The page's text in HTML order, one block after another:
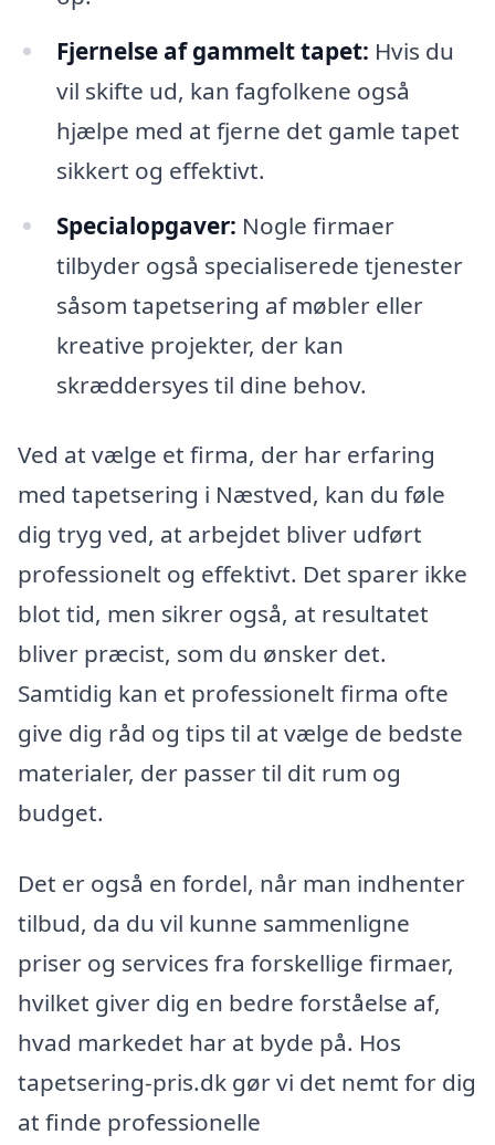
Fjernelse af gammelt tapet: Hvis du
vil skifte ud, kan fagfolkene også
hjælpe med at fjerne det gamle tapet
sikkert og effektivt.
Specialopgaver: Nogle firmaer
tilbyder også specialiserede tjenester
såsom tapetsering af møbler eller
kreative projekter, der kan
skræddersyes til dine behov.
Ved at vælge et firma, der har erfaring
med tapetsering i Næstved, kan du føle
dig tryg ved, at arbejdet bliver udført
professionelt og effektivt. Det sparer ikke
blot tid, men sikrer også, at resultatet
bliver præcist, som du ønsker det.
Samtidig kan et professionelt firma ofte
give dig råd og tips til at vælge de bedste
materialer, der passer til dit rum og
budget.
Det er også en fordel, når man indhenter
tilbud, da du vil kunne sammenligne
priser og services fra forskellige firmaer,
hvilket giver dig en bedre forståelse af,
hvad markedet har at byde på. Hos
tapetsering-pris.dk gør vi det nemt for dig
at finde professionelle